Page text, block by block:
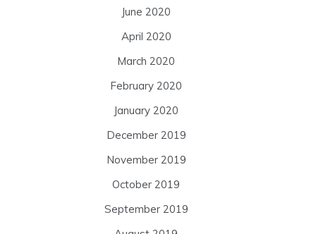
June 2020
April 2020
March 2020
February 2020
January 2020
December 2019
November 2019
October 2019
September 2019